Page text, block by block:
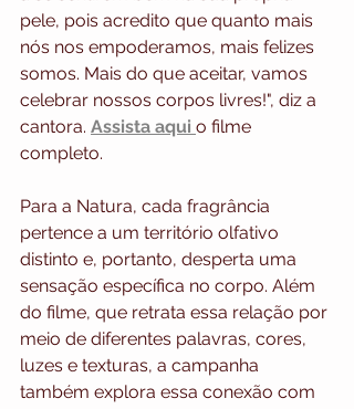
pele, pois acredito que quanto mais
nós nos empoderamos, mais felizes
somos. Mais do que aceitar, vamos
celebrar nossos corpos livres!", diz a
cantora. Assista aqui o filme
completo.
Para a Natura, cada fragrância
pertence a um território olfativo
distinto e, portanto, desperta uma
sensação específica no corpo. Além
do filme, que retrata essa relação por
meio de diferentes palavras, cores,
luzes e texturas, a campanha
também explora essa conexão com